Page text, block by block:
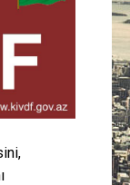
Azərbaycan